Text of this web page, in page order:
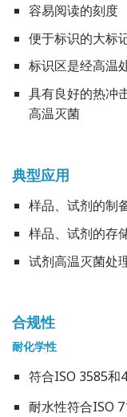
容易阅读的刻度
便于标识的大标
标识区是经高温
具有良好的热冲
高温灭菌
典型应用
样品、试剂的制
样品、试剂的存
试剂高温灭菌处
合规性
耐化学性
符合ISO 3585和
耐水性符合ISO